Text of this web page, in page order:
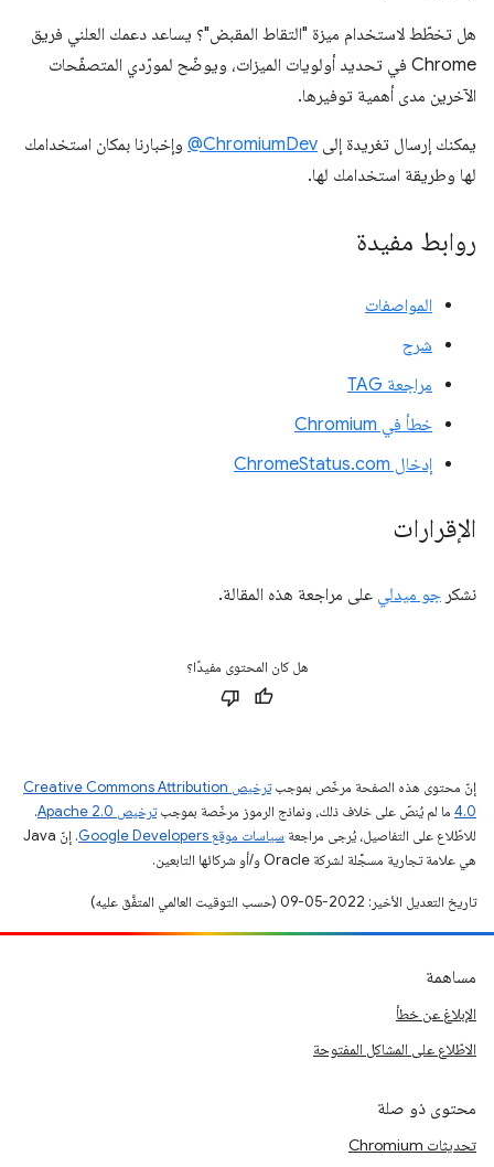
هل تخطّط لاستخدام ميزة "التقاط المقبض"؟ يساعد دعمك العلني فريق
Chrome في تحديد أولويات الميزات، ويوضّح لمورّدي المتصفّحات
الآخرين مدى أهمية توفيرها.
يمكنك إرسال تغريدة إلى ‎@ChromiumDev وإخبارنا بمكان استخدامك
لها وطريقة استخدامك لها.
روابط مفيدة
المواصفات
شرح
مراجعة TAG
خطأ في Chromium
إدخال ChromeStatus.com
الإقرارات
نشكر جو ميدلي على مراجعة هذه المقالة.
هل كان المحتوى مفيدًا؟
إنّ محتوى هذه الصفحة مرخّص بموجب
ترخيص Creative Commons Attribution
4.0‏ ما لم يُنصّ على خلاف ذلك، ونماذج الرموز مرخّصة بموجبترخيص Apache 2.0‏
.
للاطّلاع على التفاصيل، يُرجى مراجعة سياسات موقع Google Developers‏
. إنّ Java
هي علامة تجارية مسجَّلة لشركة Oracle و/أو شركائها التابعين.
تاريخ التعديل الأخير: 2022-05-09 (حسب التوقيت العالمي المتفَّق عليه)
مساهمة
الإبلاغ عن خطأ
الاطّلاع على المشاكل المفتوحة
محتوى ذو صلة
تحديثات Chromium